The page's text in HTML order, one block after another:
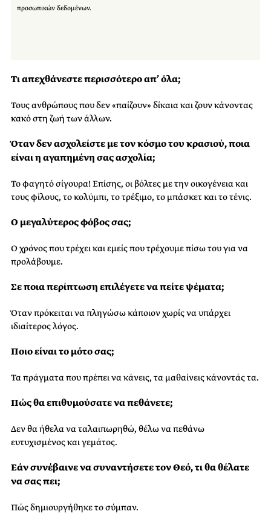
προσωπικών δεδομένων.
Τι απεχθάνεστε περισσότερο απ’ όλα;
Τους ανθρώπους που δεν «παίζουν» δίκαια και ζουν κάνοντας
κακό στη ζωή των άλλων.
Όταν δεν ασχολείστε με τον κόσμο του κρασιού, ποια
είναι η αγαπημένη σας ασχολία;
Το φαγητό σίγουρα! Επίσης, οι βόλτες με την οικογένεια και
τους φίλους, το κολύμπι, το τρέξιμο, το μπάσκετ και το τένις.
Ο μεγαλύτερος φόβος σας;
Ο χρόνος που τρέχει και εμείς που τρέχουμε πίσω του για να
προλάβουμε.
Σε ποια περίπτωση επιλέγετε να πείτε ψέματα;
Όταν πρόκειται να πληγώσω κάποιον χωρίς να υπάρχει
ιδιαίτερος λόγος.
Ποιο είναι το μότο σας;
Τα πράγματα που πρέπει να κάνεις, τα μαθαίνεις κάνοντάς τα.
Πώς θα επιθυμούσατε να πεθάνετε;
Δεν θα ήθελα να ταλαιπωρηθώ, θέλω να πεθάνω
ευτυχισμένος και γεμάτος.
Εάν συνέβαινε να συναντήσετε τον Θεό, τι θα θέλατε
να σας πει;
Πώς δημιουργήθηκε το σύμπαν.